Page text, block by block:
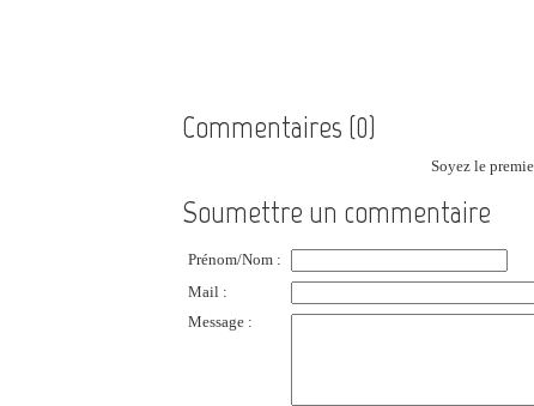
Commentaires (0)
Soyez le
Soumettre un commentaire
Prénom/Nom :
Mail :
Message :